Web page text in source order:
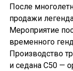
После
продажи
Мероприятие
временного
Производство
и седана С50 —